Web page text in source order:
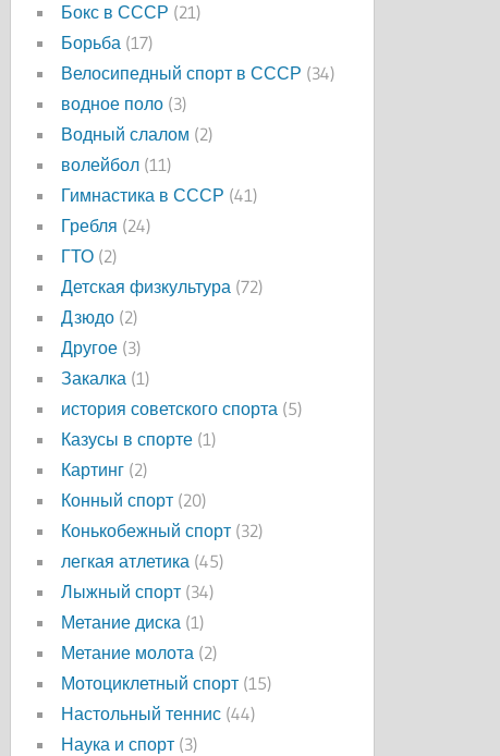
Бокс в СССР (21)
Борьба (17)
Велосипедный спорт в СССР (34)
водное поло (3)
Водный слалом (2)
волейбол (11)
Гимнастика в СССР (41)
Гребля (24)
ГТО (2)
Детская физкультура (72)
Дзюдо (2)
Другое (3)
Закалка (1)
история советского спорта (5)
Казусы в спорте (1)
Картинг (2)
Конный спорт (20)
Конькобежный спорт (32)
легкая атлетика (45)
Лыжный спорт (34)
Метание диска (1)
Метание молота (2)
Мотоциклетный спорт (15)
Настольный теннис (44)
Наука и спорт (3)